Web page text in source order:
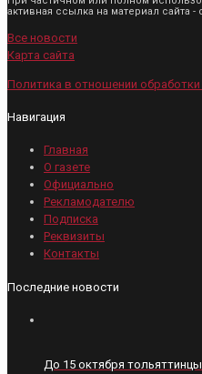
активная ссылка на материал сайта -
Все новости
Карта сайта
Политика в отношении
Навигация
Главная
О газете
Официально
Рекламодателю
Подписка
Реквизиты
Контакты
Последние новости
До 15 октября